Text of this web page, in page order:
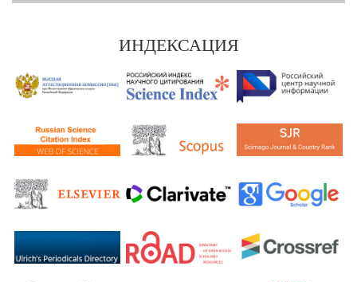
ИНДЕКСАЦИЯ